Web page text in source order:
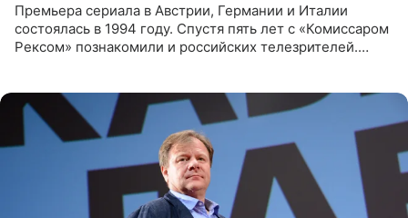
Премьера сериала в Австрии, Германии и Италии
состоялась в 1994 году. Спустя пять лет с «Комиссаром
Рексом» познакомили и российских телезрителей.